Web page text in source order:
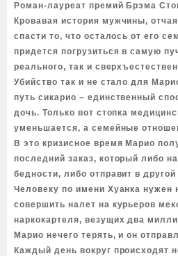
Роман-лауреат премий Брэма
Кровавая история мужчины,
спасти то, что осталось от его
придется погрузиться в самую
реального, так и
Убийство так и не стало для
путь сикарио – единственный
дочь. Только вот стопка
уменьшается, а семейные
В это кризисное время Марио
последний заказ, который либо
бедности, либо отправит в
Человеку по имени Хуанка нужен
совершить налет на курьеров
наркокартеля, везущих два
Марио нечего терять, и он
Каждый день вокруг происходят